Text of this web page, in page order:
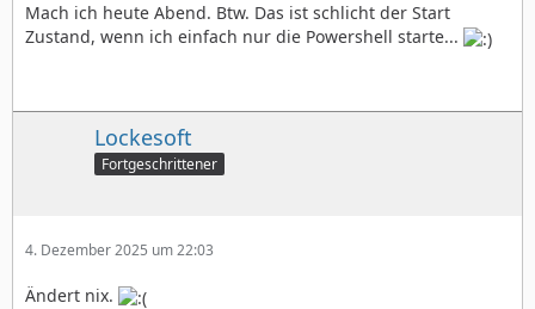
Mach ich heute Abend. Btw. Das ist schlicht der Start
Zustand, wenn ich einfach nur die Powershell starte...
Lockesoft
Fortgeschrittener
4. Dezember 2025 um 22:03
Ändert nix.